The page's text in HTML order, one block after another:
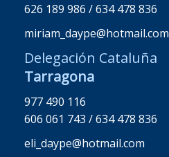
626 189 986 / 634 478 836
miriam_daype@hotmail.com
Delegación Cataluña
Tarragona
977 490 116
606 061 743 / 634 478 836
eli_daype@hotmail.com